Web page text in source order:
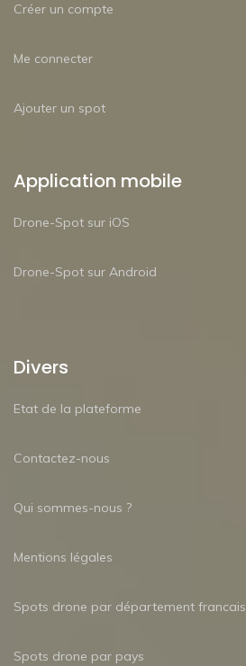
Créer un compte
Me connecter
Ajouter un spot
Application mobile
Drone-Spot sur iOS
Drone-Spot sur Android
Divers
Etat de la plateforme
Contactez-nous
Qui sommes-nous ?
Mentions légales
Spots drone par département francais
Spots drone par pays